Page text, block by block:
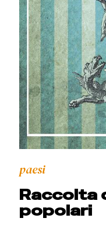
paesi
Raccolta
popolari